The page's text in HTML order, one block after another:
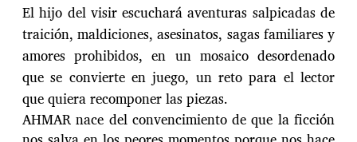
El hijo del visir escuchará aventuras salpicadas de
traición, maldiciones, asesinatos, sagas familiares y
amores prohibidos, en un mosaico desordenado
que se convierte en juego, un reto para el lector
que quiera recomponer las piezas.
AHMAR nace del convencimiento de que la ficción